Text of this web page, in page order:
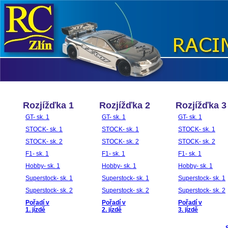
Rozjížďka 1
GT- sk. 1
STOCK- sk. 1
STOCK- sk. 2
F1- sk. 1
Hobby- sk. 1
Superstock- sk. 1
Superstock- sk. 2
Pořadí v
1. jízdě
Rozjížďka 2
GT- sk. 1
STOCK- sk. 1
STOCK- sk. 2
F1- sk. 1
Hobby- sk. 1
Superstock- sk. 1
Superstock- sk. 2
Pořadí v
2. jízdě
Rozjížďka 3
GT- sk. 1
STOCK- sk. 1
STOCK- sk. 2
F1- sk. 1
Hobby- sk. 1
Superstock- sk. 1
Superstock- sk. 2
Pořadí v
3. jízdě